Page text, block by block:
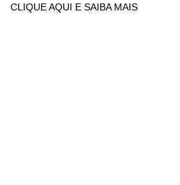
CLIQUE AQUI E SAIBA MAIS